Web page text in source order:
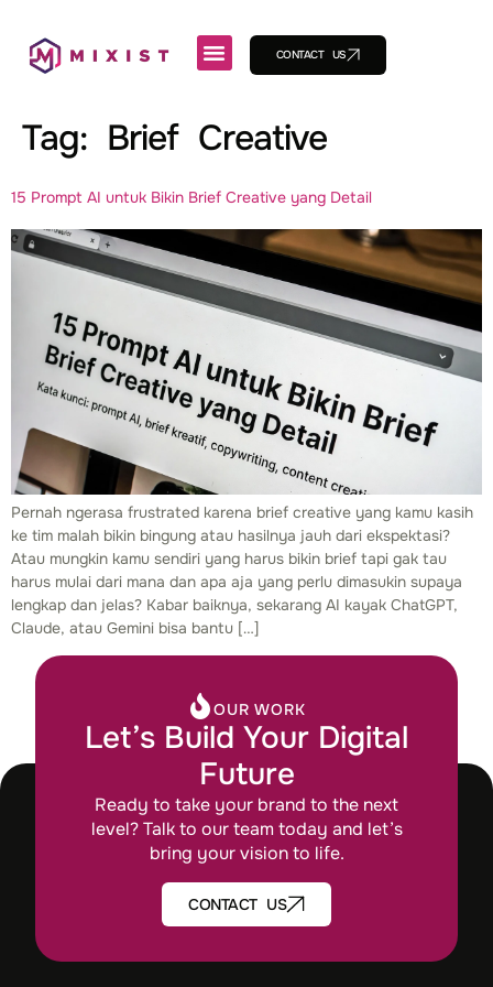
CONTACT US
Tag: Brief Creative
15 Prompt AI untuk Bikin Brief Creative yang Detail
Pernah ngerasa frustrated karena brief creative yang kamu kasih
ke tim malah bikin bingung atau hasilnya jauh dari ekspektasi?
Atau mungkin kamu sendiri yang harus bikin brief tapi gak tau
harus mulai dari mana dan apa aja yang perlu dimasukin supaya
lengkap dan jelas? Kabar baiknya, sekarang AI kayak ChatGPT,
Claude, atau Gemini bisa bantu […]
OUR WORK
Let’s Build Your Digital
Future
Ready to take your brand to the next
level? Talk to our team today and let’s
bring your vision to life.
CONTACT US